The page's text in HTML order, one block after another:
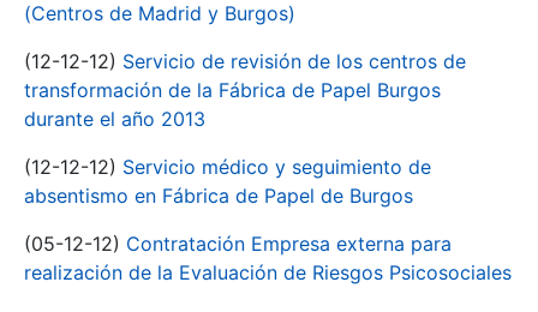
(Centros de Madrid y Burgos)
(12-12-12) Servicio de revisión de los centros de
transformación de la Fábrica de Papel Burgos
durante el año 2013
(12-12-12) Servicio médico y seguimiento de
absentismo en Fábrica de Papel de Burgos
(05-12-12) Contratación Empresa externa para
realización de la Evaluación de Riesgos Psicosociales